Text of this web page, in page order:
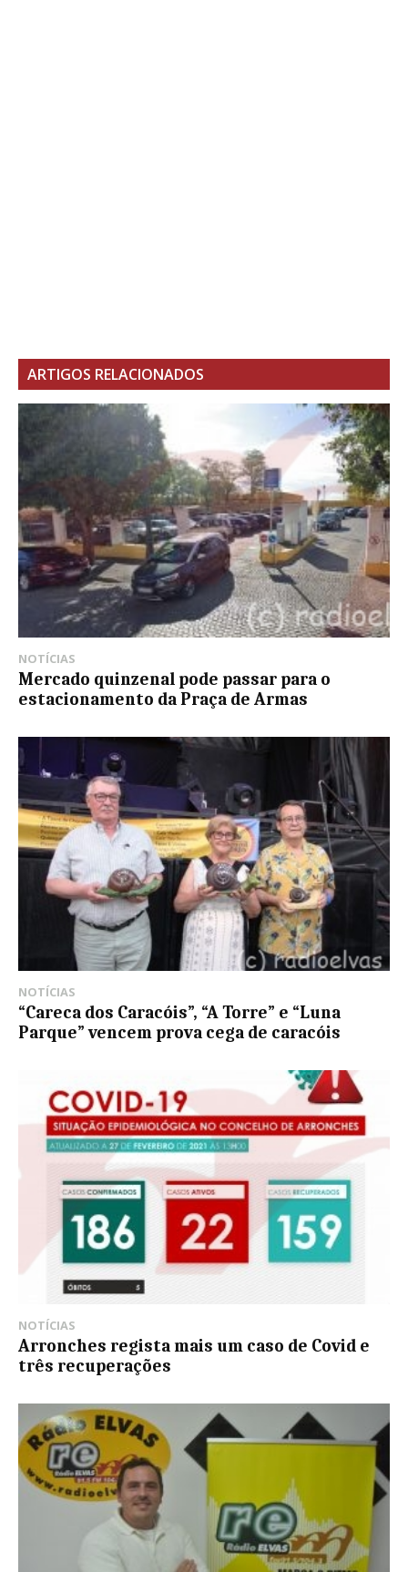
ARTIGOS RELACIONADOS
NOTÍCIAS
Mercado quinzenal pode passar para o
estacionamento da Praça de Armas
NOTÍCIAS
“Careca dos Caracóis”, “A Torre” e “Luna
Parque” vencem prova cega de caracóis
NOTÍCIAS
Arronches regista mais um caso de Covid e
três recuperações